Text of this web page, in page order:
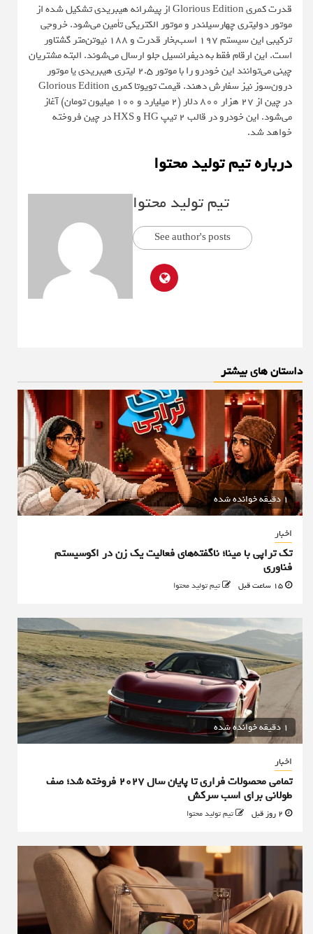
قدرت کمری Glorious Edition از پیشرانه هیبریدی تشکیل شده از
موتور دولیتری چهارسیلندر و موتور الکتریکی تأمین می‌شود. خروجی
ترکیبی این سیستم 197 اسب‌بخار قدرت و 188 نیوتن‌متر گشتاور
است. این ارقام فقط به دیفرانسیل جلو ارسال می‌شوند. البته مشتریان
چینی می‌توانند این خودرو را با موتور 2.5 لیتری هیبریدی یا موتور
درون‌سوز نیز سفارش دهند. قیمت تویوتا کمری Glorious Edition
در چین از 27 هزار 800 دلار (2 میلیارد و 100 میلیون تومان)‌ آغاز
می‌شود. این خودرو در قالب 2 تیپ HG و HXS در چین فروخته
خواهد شد.
درباره تیم تولید محتوا
تیم تولید محتوا
See author's posts
داستان های بیشتر
1 دقیقه خوانده شده
اخبار
تک تراپی با مینا؛ ناگفته‌های فعالیت یک زن در اکوسیستم
فناوری
تیم تولید محتوا
1 دقیقه خوانده شده
اخبار
تمامی محصولات فراری تا پایان سال ۲۰۲۷ فروخته شد؛ صف
طولانی برای اسب سرکش
تیم تولید محتوا